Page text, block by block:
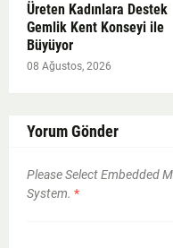
Üreten Kadınlara Destek
Gemlik Kent Konseyi ile
Büyüyor
08 Ağustos, 2026
Yorum Gönder
Please Select Embedded
System. *